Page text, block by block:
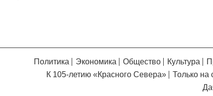
Политика Экономика Общество Культура
К 105-летию «Красного Севера»
Только на